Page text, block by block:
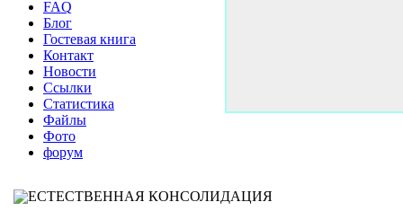
FAQ
Блог
Гостевая книга
Контакт
Новости
Ссылки
Статистика
Файлы
Фото
форум
ЕСТЕСТВЕННАЯ КОНСОЛИДАЦИЯ